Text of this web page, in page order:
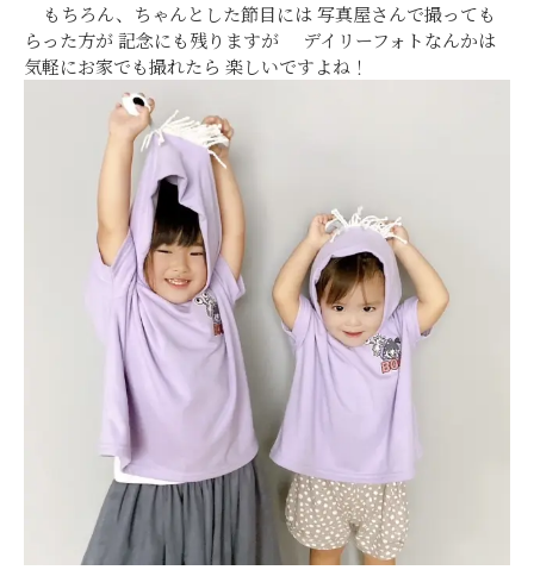
もちろん、ちゃんとした節目には 写真屋さんで撮っても
らった方が 記念にも残りますが デイリーフォトなんかは
気軽にお家でも撮れたら 楽しいですよね！